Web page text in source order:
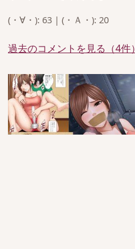
(・∀・): 63 | (・Ａ・): 20
過去のコメントを見る（4件）